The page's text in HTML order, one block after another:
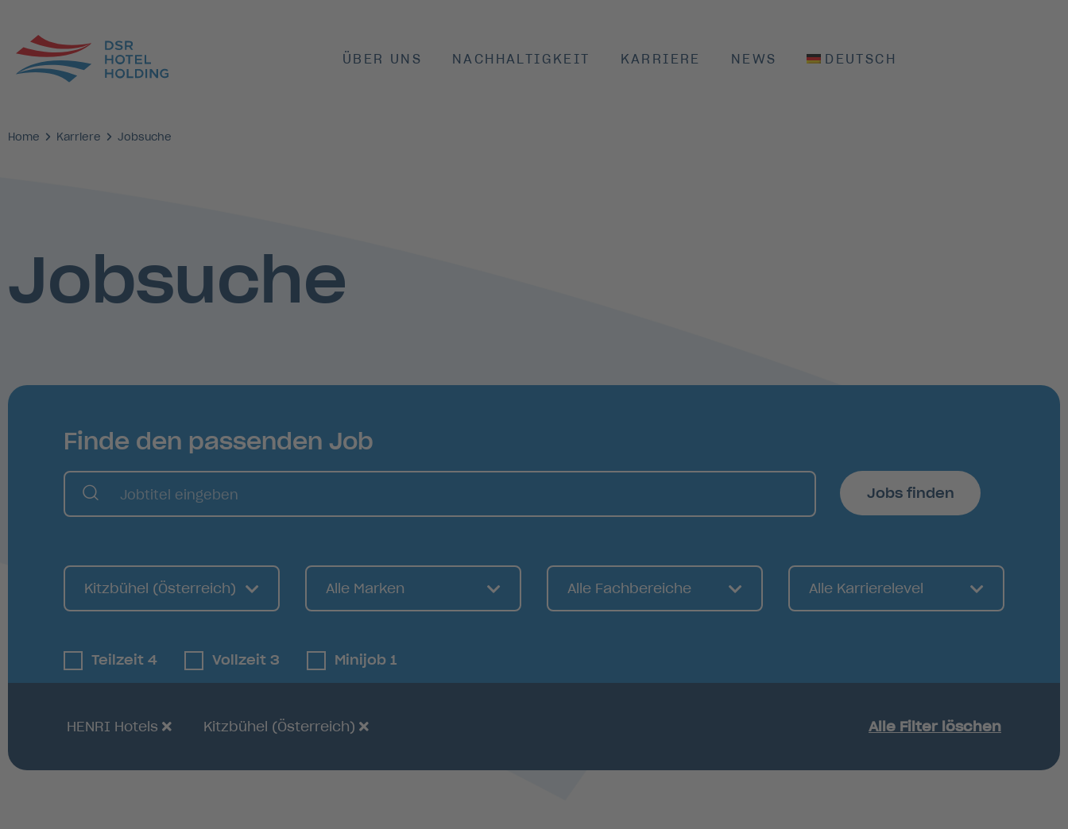
ÜBER UNS NACHHALTIGKEIT KARRIERE NEWS DEUTSCH
Home Karriere Jobsuche
Jobsuche
Finde den passenden Job
Jobs finden
Kitzbühel (Österreich) Alle Marken Alle Fachbereiche Alle Karrierelevel
Teilzeit 4 Vollzeit 3 Minijob 1
HENRI Hotels Kitzbühel (Österreich) Alle Filter löschen